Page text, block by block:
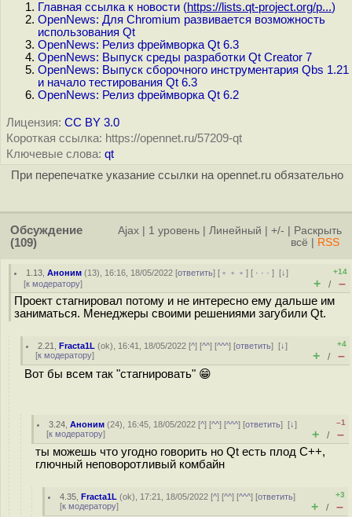
Главная ссылка к новости (https://lists.qt-project.org/p...)
OpenNews: Для Chromium развивается возможность
использования Qt
OpenNews: Релиз фреймворка Qt 6.3
OpenNews: Выпуск среды разработки Qt Creator 7
OpenNews: Выпуск сборочного инструментария Qbs 1.21
и начало тестирования Qt 6.3
OpenNews: Релиз фреймворка Qt 6.2
Лицензия: CC BY 3.0
Короткая ссылка: https://opennet.ru/57209-qt
Ключевые слова: qt
При перепечатке указание ссылки на opennet.ru обязательно
Обсуждение
(109)
Ajax 1 уровень Линейный +/-
Раскрыть
всё
RSS
1.13 ,Аноним (13), 16:16, 18/05/2022 [ответить] [ ﹢﹢﹢] [ · · ·][↓]
[к модератору]
+14
+ / –
Проект стагнировал потому и не интересно ему дальше им
заниматься. Менеджеры своими решениями загубили Qt.
2.21 ,Fracta1L (ok), 16:41, 18/05/2022 [^] [^^] [^^^] [ответить][↓]
[к модератору]
+4
+ / –
Вот бы всем так "стагнировать" 😁
3.24 ,Аноним (24), 16:45, 18/05/2022 [^] [^^] [^^^] [ответить][↓]
[к модератору]
–1
+ / –
ты можешь что угодно говорить но Qt есть плод C++,
глючный неповоротливый комбайн
4.35 ,Fracta1L (ok), 17:21, 18/05/2022 [^] [^^] [^^^] [ответить]
[к модератору]
+3
+ / –